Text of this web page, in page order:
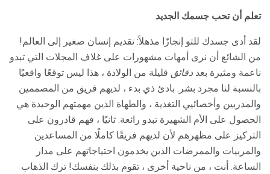
تعلم أن تحب جسمك الجديد
لقد أدى جسدك للتو إنجازًا مذهلاً: تقديم إنسان صغير إلى العالم!
من الشائع أن نرى أمهات مشهورات على غلاف المجلات التي تبدو
ناعمة ومثيرة بعد دقائق قليلة من الولادة ، هذا ليس توقعًا واقعيًا
بالنسبة لنا مجرد بشر. بادئ ذي بدء ، لديهم فريق من المصممين
والمدربين وأخصائيي التغذية ، والطهاة الذين مهمتهم الوحيدة هي
الحصول على الأم الشهيرة تبدو رائعة. ثانيًا ، فهم قادرون على
التركيز على مظهرهم لأن لديهم فريقًا كاملًا من المساعدين
والمربيات والممرضات الذين يخدمون احتياجاتهم على مدار
الساعة. أنت ، من ناحية أخرى ، تقوم بذلك بنفسك! ترك الذهاب